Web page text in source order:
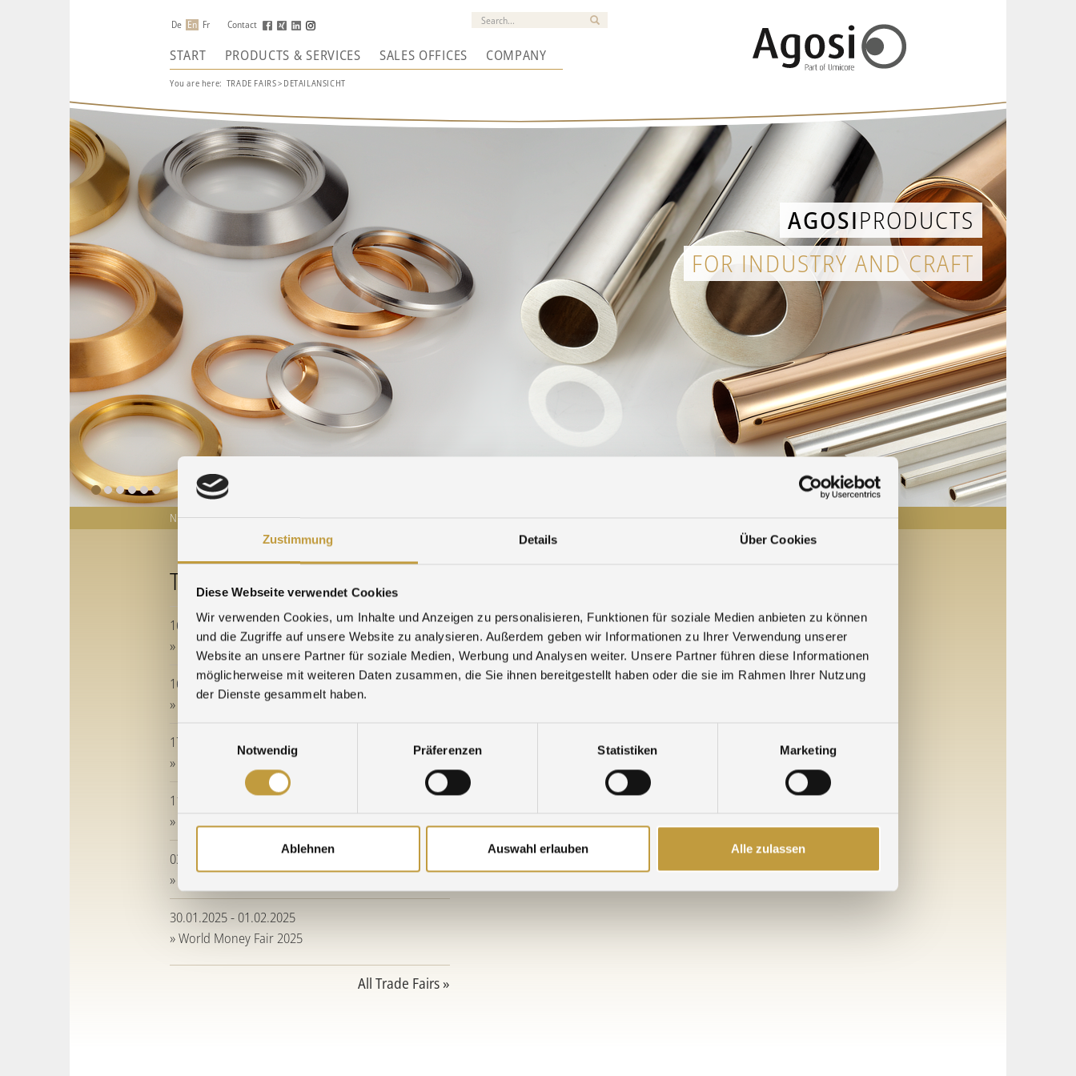
Zustimmung Details Über Cookies
Diese Webseite verwendet Cookies
Wir verwenden Cookies, um Inhalte und Anzeigen zu personalisieren, Funktionen für soziale Medien anbieten zu können
und die Zugriffe auf unsere Website zu analysieren. Außerdem geben wir Informationen zu Ihrer Verwendung unserer
Website an unsere Partner für soziale Medien, Werbung und Analysen weiter. Unsere Partner führen diese Informationen
möglicherweise mit weiteren Daten zusammen, die Sie ihnen bereitgestellt haben oder die sie im Rahmen Ihrer Nutzung
der Dienste gesammelt haben.
Notwendig
Präferenzen Statistiken Marketing
Ablehnen Auswahl erlauben Alle zulassen
De En Fr Contact
START PRODUCTS & SERVICES SALES OFFICES COMPANY
You are here: TRADE FAIRS> DETAILANSICHT
AGOSIPRODUCTS
FOR INDUSTRY AND CRAFT
NEWS PM-QUOTATIONS
TRADE FAIRS
16.06.2026 - 19.06.2026
» EPHJ 2026
16.06.2026 - 18.06.2026
» Stanztec 2026
17.06.2026 - 18.06.2026
» E-Waste World 2026
11.06.2025 - 12.06.2025
» E-Waste World 2025
03.06.2025 - 06.06.2025
» EPHJ 2025
30.01.2025 - 01.02.2025
» World Money Fair 2025
All Trade Fairs »
Welcome to Berlin!
Visit us inConvention Hall 1 / Booth C16
World Money Fair